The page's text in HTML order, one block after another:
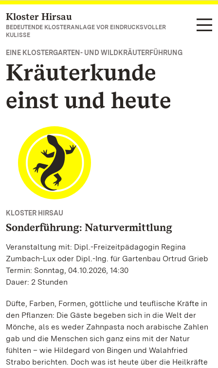
Zum Hauptinhalt springen
Kloster Hirsau
BEDEUTENDE KLOSTERANLAGE VOR EINDRUCKSVOLLER
KULISSE
EINE KLOSTERGARTEN- UND WILDKRÄUTERFÜHRUNG
Kräuterkunde
einst und heute
KLOSTER HIRSAU
Sonderführung: Naturvermittlung
Veranstaltung mit: Dipl.-Freizeitpädagogin Regina
Zumbach-Lux oder Dipl.-Ing. für Gartenbau Ortrud Grieb
Termin: Sonntag, 04.10.2026, 14:30
Dauer: 2 Stunden
Düfte, Farben, Formen, göttliche und teuflische Kräfte in
den Pflanzen: Die Gäste begeben sich in die Welt der
Mönche, als es weder Zahnpasta noch arabische Zahlen
gab und die Menschen sich ganz eins mit der Natur
fühlten – wie Hildegard von Bingen und Walahfried
Strabo berichten. Doch was ist heute über die Heilkräfte